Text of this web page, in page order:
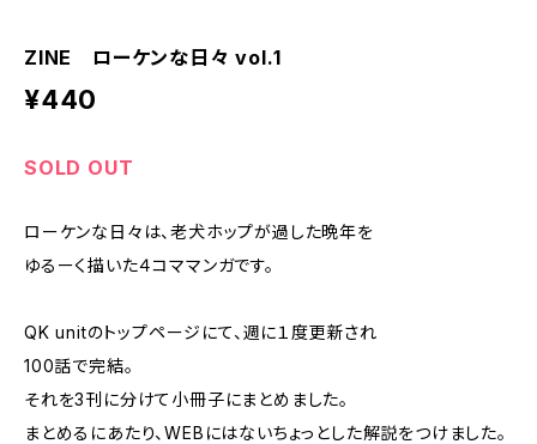
ZINE ローケンな日々 vol.1
¥440
SOLD OUT
ローケンな日々は、老犬ホップが過した晩年を
ゆるーく描いた４コママンガです。
QK unitのトップページにて、週に１度更新され
100話で完結。
それを3刊に分けて小冊子にまとめました。
まとめるにあたり、WEBにはないちょっとした解説をつけました。